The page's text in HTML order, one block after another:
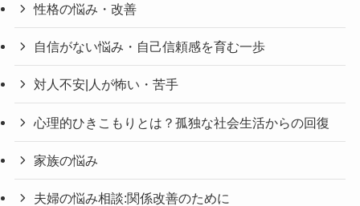
性格の悩み・改善
自信がない悩み・自己信頼感を育む一歩
対人不安|人が怖い・苦手
心理的ひきこもりとは？孤独な社会生活からの回復
家族の悩み
夫婦の悩み相談:関係改善のために